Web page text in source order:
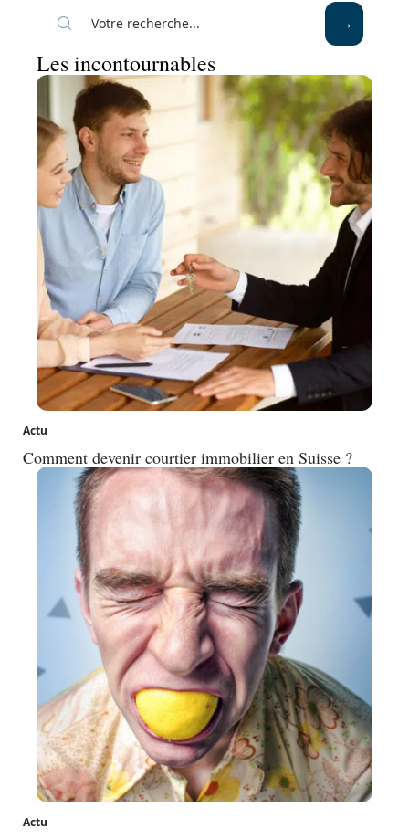
Les incontournables
Actu
Comment devenir courtier immobilier en Suisse ?
Actu